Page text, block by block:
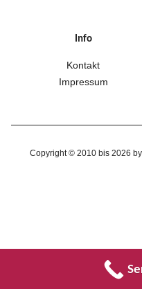
Info
Kontakt
Impressum
Copyright © 2010 bis 2026